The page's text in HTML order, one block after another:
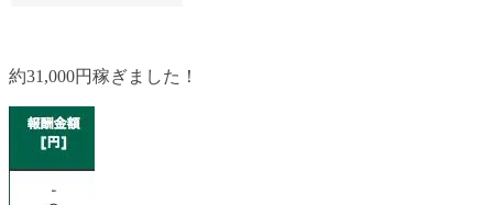
約31,000円稼ぎました！